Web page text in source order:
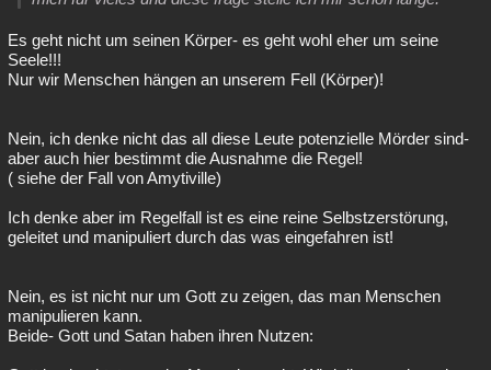
Es geht nicht um seinen Körper- es geht wohl eher um seine
Seele!!!
Nur wir Menschen hängen an unserem Fell (Körper)!
Nein, ich denke nicht das all diese Leute potenzielle Mörder sind-
aber auch hier bestimmt die Ausnahme die Regel!
( siehe der Fall von Amytiville)
Ich denke aber im Regelfall ist es eine reine Selbstzerstörung,
geleitet und manipuliert durch das was eingefahren ist!
Nein, es ist nicht nur um Gott zu zeigen, das man Menschen
manipulieren kann.
Beide- Gott und Satan haben ihren Nutzen: